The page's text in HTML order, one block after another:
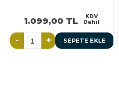
1.099,00 TL
KDV
Dahil
- + SEPETE EKLE